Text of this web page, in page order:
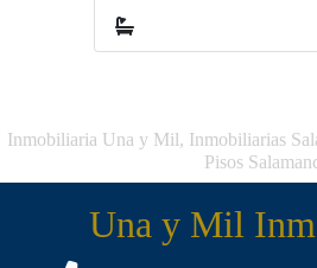
Inmobiliaria Una y Mil, Inmobiliarias
Pisos
Una y Mil